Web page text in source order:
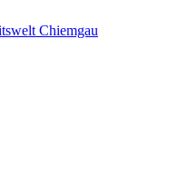
Chiemgau